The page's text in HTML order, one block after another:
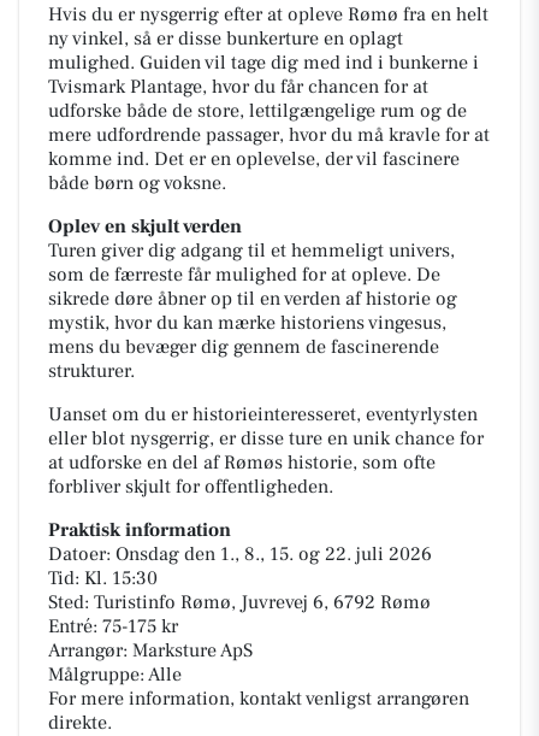
Hvis du er nysgerrig efter at opleve Rømø fra en helt
ny vinkel, så er disse bunkerture en oplagt
mulighed. Guiden vil tage dig med ind i bunkerne i
Tvismark Plantage, hvor du får chancen for at
udforske både de store, lettilgængelige rum og de
mere udfordrende passager, hvor du må kravle for at
komme ind. Det er en oplevelse, der vil fascinere
både børn og voksne.
Oplev en skjult verden
Turen giver dig adgang til et hemmeligt univers,
som de færreste får mulighed for at opleve. De
sikrede døre åbner op til en verden af historie og
mystik, hvor du kan mærke historiens vingesus,
mens du bevæger dig gennem de fascinerende
strukturer.
Uanset om du er historieinteresseret, eventyrlysten
eller blot nysgerrig, er disse ture en unik chance for
at udforske en del af Rømøs historie, som ofte
forbliver skjult for offentligheden.
Praktisk information
Datoer: Onsdag den 1., 8., 15. og 22. juli 2026
Tid: Kl. 15:30
Sted: Turistinfo Rømø, Juvrevej 6, 6792 Rømø
Entré: 75-175 kr
Arrangør: Marksture ApS
Målgruppe: Alle
For mere information, kontakt venligst arrangøren
direkte.